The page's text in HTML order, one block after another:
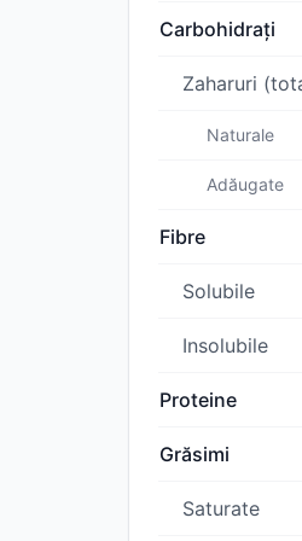
Carbohidrați
Zaharuri
Naturale
Adăugate
Fibre
Solubile
Insolubile
Proteine
Grăsimi
Saturate